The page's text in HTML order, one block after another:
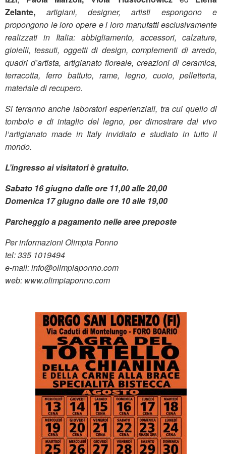
Zelante,
artigiani, designer, artisti espongono e
propongono le loro opere e i loro manufatti esclusivamente
realizzati in Italia: abbigliamento, accessori, calzature,
gioielli, tessuti, oggetti di design, complementi di arredo,
quadri d’artista, artigianato floreale, creazioni di ceramica,
terracotta, ferro battuto, rame, legno, cuoio, pelletteria,
materiale di recupero.
Si terranno anche laboratori esperienziali, tra cui quello di
tombolo e di intaglio del legno, per dimostrare dal vivo
l’artigianato made in Italy invidiato e studiato in tutto il
mondo.
L’ingresso ai visitatori è gratuito.
Sabato 16 giugno dalle ore 11,00 alle 20,00
Domenica 17 giugno dalle ore 10 alle 19,00
Parcheggio a pagamento nelle aree preposte
Per informazioni Olimpia Ponno
tel:335 1019494
e-mail:info@olimpiaponno.com
web: www.olimpiaponno.com